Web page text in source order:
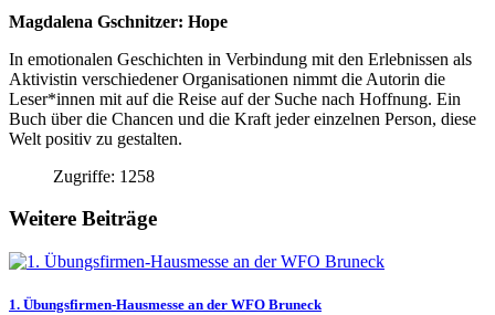
Magdalena Gschnitzer: Hope
In emotionalen Geschichten in Verbindung mit den Erlebnissen als
Aktivistin verschiedener Organisationen nimmt die Autorin die
Leser*innen mit auf die Reise auf der Suche nach Hoffnung. Ein
Buch über die Chancen und die Kraft jeder einzelnen Person, diese
Welt positiv zu gestalten.
Zugriffe: 1258
Weitere Beiträge
1. Übungsfirmen-Hausmesse an der WFO Bruneck